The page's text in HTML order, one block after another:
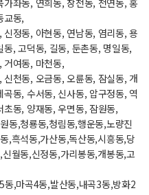
교동,
정동, 아현동, 연남동, 염리동, 용
, 고덕동, 길동, 둔촌동, 명일동,
거여동, 마천동,
천동, 오금동, 오륜동, 잠실동, 개
동, 수서동, 신사동, 압구정동, 역
동, 양재동, 우면동, 잠원동,
동,청룡동,청림동,행운동,노량진
,흑석동,가산동,독산동,시흥동,당
월동,신정동,가리봉동,개봉동,고
,마곡4동,발산동,내곡3동,방화2